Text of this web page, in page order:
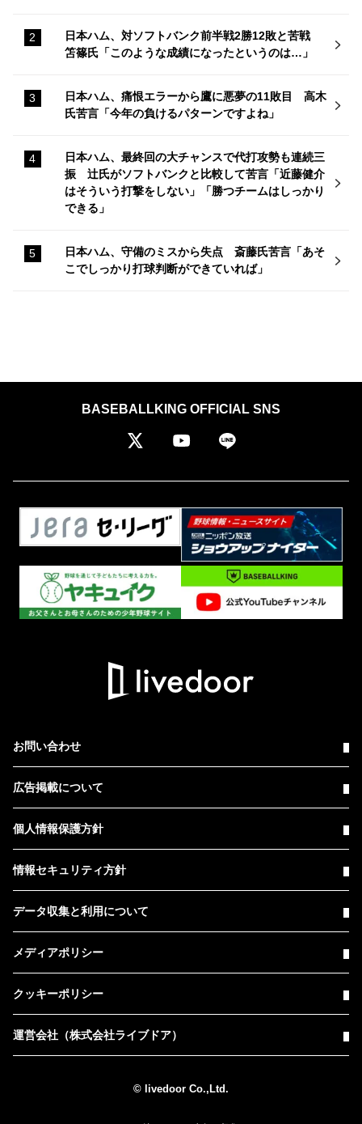
日本ハム、対ソフトバンク前半戦2勝12敗と苦戦
笘篠氏「このような成績になったというのは…」
日本ハム、痛恨エラーから鷹に悪夢の11敗目 高木
氏苦言「今年の負けるパターンですよね」
日本ハム、最終回の大チャンスで代打攻勢も連続三
振 辻氏がソフトバンクと比較して苦言「近藤健介
はそういう打撃をしない」「勝つチームはしっかり
できる」
日本ハム、守備のミスから失点 斎藤氏苦言「あそ
こでしっかり打球判断ができていれば」
BASEBALLKING OFFICIAL SNS
お問い合わせ
広告掲載について
個人情報保護方針
情報セキュリティ方針
データ収集と利用について
メディアポリシー
クッキーポリシー
運営会社（株式会社ライブドア）
© livedoor Co.,Ltd.